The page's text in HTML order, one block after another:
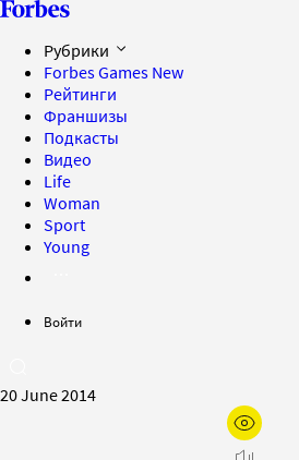
Рубрики
Forbes Games New
Рейтинги
Франшизы
Подкасты
Видео
Life
Woman
Sport
Young
Войти
20 June 2014